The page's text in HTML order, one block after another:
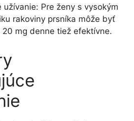
užívanie: Pre ženy s vysokým
rakoviny prsníka môže byť
20 mg denne tiež efektívne.